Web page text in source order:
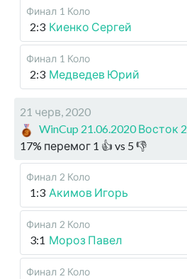
Финал 1 Коло
2:3 Киенко Сергей
Финал 1 Коло
2:3 Медведев Юрий
21 черв, 2020
WinCup 21.06.2020 Восток 2
17% перемог 1 👍 vs 5 👎
Финал 2 Коло
1:3 Акимов Игорь
Финал 2 Коло
3:1 Мороз Павел
Финал 2 Коло